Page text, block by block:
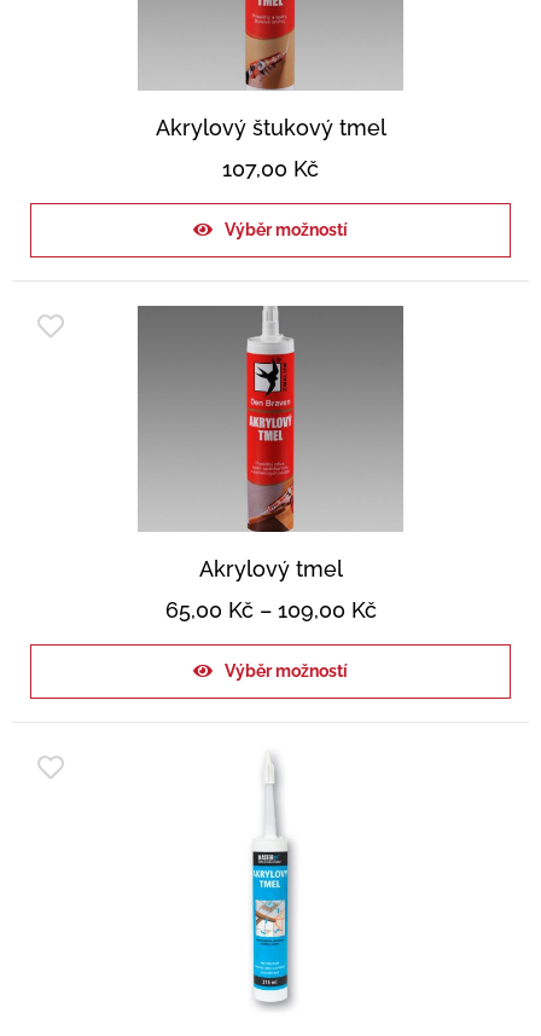
Akrylový štukový tmel
107,00 Kč
Výběr možností
Akrylový tmel
65,00 Kč– 109,00 Kč
Výběr možností